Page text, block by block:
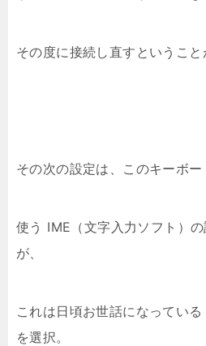
その度に接続し直すということ
その次の設定は、このキーボー
使う IME（文字入力ソフト）
が、
これは日頃お世話になってい
を選択。